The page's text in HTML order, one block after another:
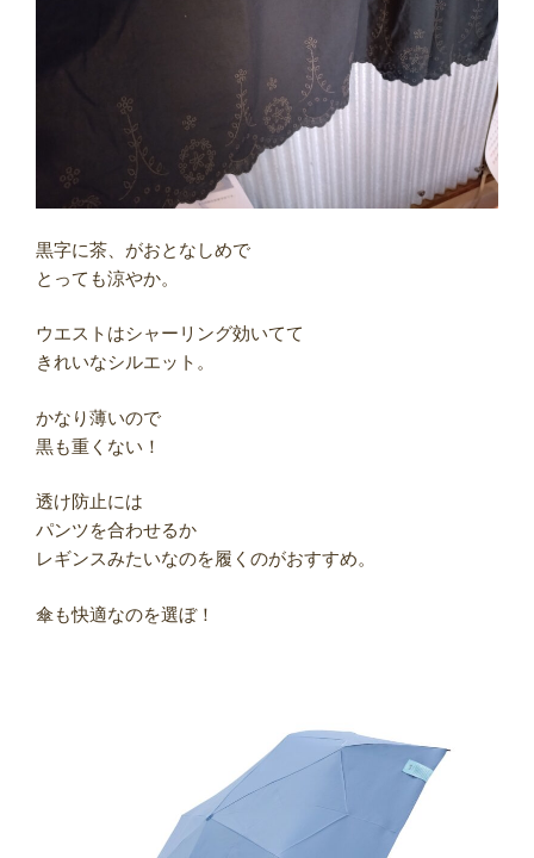
黒字に茶、がおとなしめで
とっても涼やか。
ウエストはシャーリング効いてて
きれいなシルエット。
かなり薄いので
黒も重くない！
透け防止には
パンツを合わせるか
レギンスみたいなのを履くのがおすすめ。
傘も快適なのを選ぼ！